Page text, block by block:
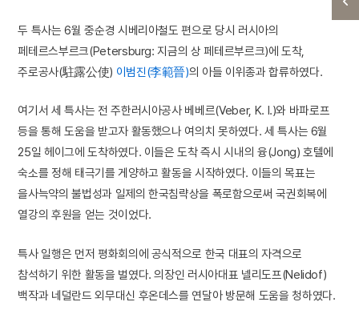
두 특사는 6월 중순경 시베리아철도 편으로 당시 러시아의
페테르스부르크(Petersburg: 지금의 상 페테르부르크)에 도착,
주로공사(駐露公使) 이범진(李範晉)의 아들 이위종과 합류하였다.
여기서 세 특사는 전 주한러시아공사 베베르(Veber, K. I.)와 바파로프
등을 통해 도움을 받고자 활동했으나 여의치 못하였다. 세 특사는 6월
25일 헤이그에 도착하였다. 이들은 도착 즉시 시내의 융(Jong) 호텔에
숙소를 정해 태극기를 게양하고 활동을 시작하였다. 이들의 목표는
을사늑약의 불법성과 일제의 한국침략상을 폭로함으로써 국권회복에
열강의 후원을 얻는 것이었다.
특사 일행은 먼저 평화회의에 공식적으로 한국 대표의 자격으로
참석하기 위한 활동을 벌였다. 의장인 러시아대표 넬리도프(Nelidof)
백작과 네덜란드 외무대신 후온데스를 연달아 방문해 도움을 청하였다.